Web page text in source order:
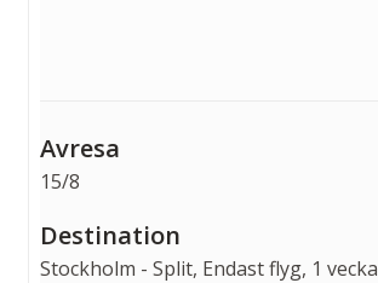
15/8
Stockholm - Split, Endast flyg, 1 vecka